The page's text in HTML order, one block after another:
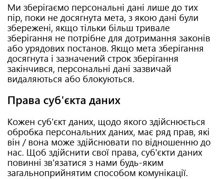
Ми зберігаємо персональні дані лише до тих
пір, поки не досягнута мета, з якою дані були
збережені, якщо тільки більш тривале
зберігання не потрібне для дотримання законів
або урядових постанов. Якщо мета зберігання
досягнута і зазначений строк зберігання
закінчився, персональні дані зазвичай
видаляються або блокуються.
Права суб'єкта даних
Кожен суб'єкт даних, щодо якого здійснюється
обробка персональних даних, має ряд прав, які
він / вона може здійснювати по відношенню до
нас. Щоб здійснити свої права, суб'єкти даних
повинні зв'язатися з нами будь-яким
загальноприйнятим способом комунікації.